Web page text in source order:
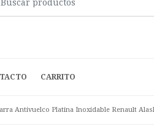
CARRITO
Antivuelco Platina Inoxidable Renault